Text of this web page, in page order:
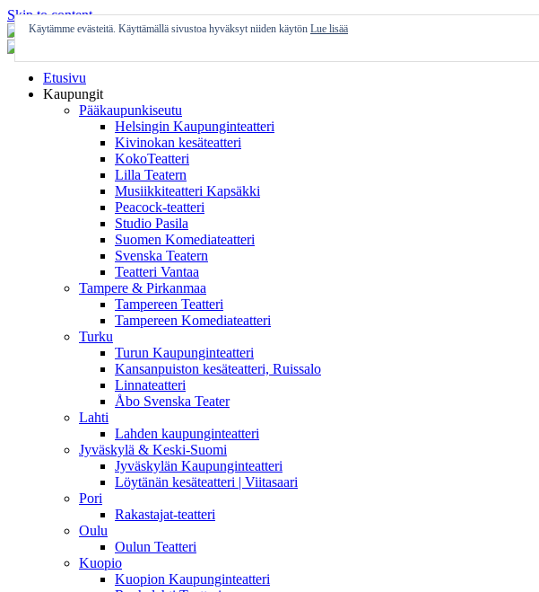
Skip to content
Etusivu
Kaupungit
Pääkaupunkiseutu
Helsingin Kaupunginteatteri
Kivinokan kesäteatteri
KokoTeatteri
Lilla Teatern
Musiikkiteatteri Kapsäkki
Peacock-teatteri
Studio Pasila
Suomen Komediateatteri
Svenska Teatern
Teatteri Vantaa
Tampere & Pirkanmaa
Tampereen Teatteri
Tampereen Komediateatteri
Turku
Turun Kaupunginteatteri
Kansanpuiston kesäteatteri, Ruissalo
Linnateatteri
Åbo Svenska Teater
Lahti
Lahden kaupunginteatteri
Jyväskylä & Keski-Suomi
Jyväskylän Kaupunginteatteri
Löytänän kesäteatteri | Viitasaari
Pori
Rakastajat-teatteri
Oulu
Oulun Teatteri
Kuopio
Kuopion Kaupunginteatteri
Käytämme evästeitä. Käyttämällä sivustoa hyväksyt niiden käytön Lue lisää